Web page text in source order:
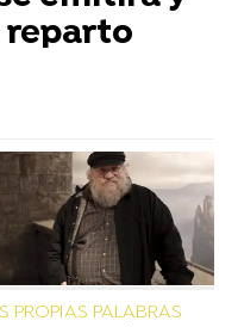
reparto
PROPIAS PALABRAS